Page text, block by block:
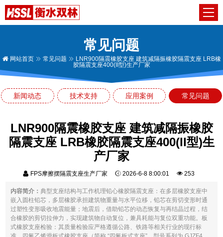
常见问题
网站首页 常见问题
LNR900隔震橡胶支座 建筑减隔振橡胶隔震支座 LRB橡
胶隔震支座400(II型)生产厂家
新闻动态 技术支持 应用案例 常见问题
LNR900隔震橡胶支座 建筑减隔振橡胶
隔震支座 LRB橡胶隔震支座400(II型)生
产厂家
FPS摩擦摆隔震支座生产厂家 2026-6-8 8:00:01 253
内容简介：典型支座结构与工作机理铅心橡胶隔震支座：在多层橡胶支座中
嵌入圆柱铅芯，多层橡胶承担建筑物重量与水平位移，铅芯在剪切变形时通
过塑性变形吸收地震能量；地震后，借助铅芯的动态恢复与再结晶过程，结
合橡胶的剪切拉伸力，实现建筑物自动复位，兼具耗能与复位双重功能。板
式橡胶支座检验：其质量检验应严格遵循公路、铁路等相关行业的现行标